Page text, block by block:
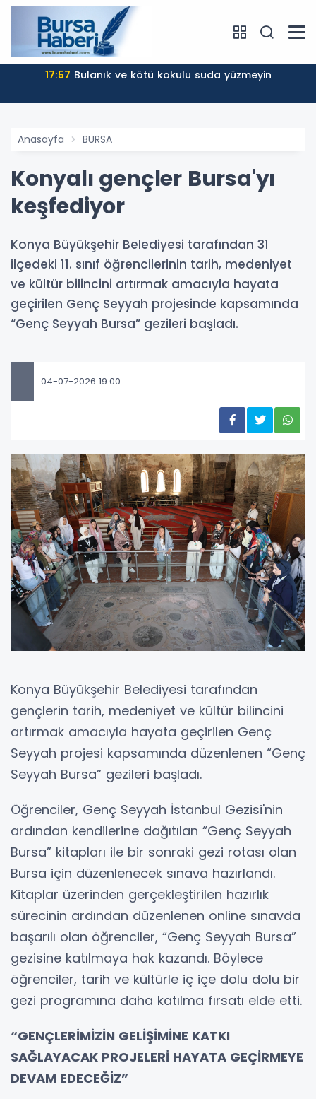
17:57 Bulanık ve kötü kokulu suda yüzmeyin
Anasayfa BURSA
Konyalı gençler Bursa'yı
keşfediyor
Konya Büyükşehir Belediyesi tarafından 31
ilçedeki 11. sınıf öğrencilerinin tarih, medeniyet
ve kültür bilincini artırmak amacıyla hayata
geçirilen Genç Seyyah projesinde kapsamında
“Genç Seyyah Bursa” gezileri başladı.
04-07-2026 19:00
Konya Büyükşehir Belediyesi tarafından
gençlerin tarih, medeniyet ve kültür bilincini
artırmak amacıyla hayata geçirilen Genç
Seyyah projesi kapsamında düzenlenen “Genç
Seyyah Bursa” gezileri başladı.
Öğrenciler, Genç Seyyah İstanbul Gezisi'nin
ardından kendilerine dağıtılan “Genç Seyyah
Bursa” kitapları ile bir sonraki gezi rotası olan
Bursa için düzenlenecek sınava hazırlandı.
Kitaplar üzerinden gerçekleştirilen hazırlık
sürecinin ardından düzenlenen online sınavda
başarılı olan öğrenciler, “Genç Seyyah Bursa”
gezisine katılmaya hak kazandı. Böylece
öğrenciler, tarih ve kültürle iç içe dolu dolu bir
gezi programına daha katılma fırsatı elde etti.
“GENÇLERİMİZİN GELİŞİMİNE KATKI
SAĞLAYACAK PROJELERİ HAYATA GEÇİRMEYE
DEVAM EDECEĞİZ”